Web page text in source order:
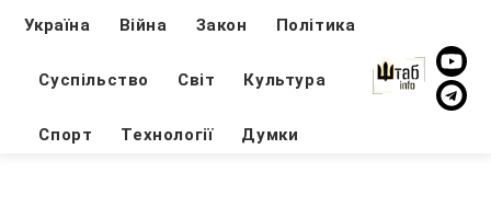
Україна Війна Закон Політика
Суспільство Світ Культура
Спорт Технології Думки